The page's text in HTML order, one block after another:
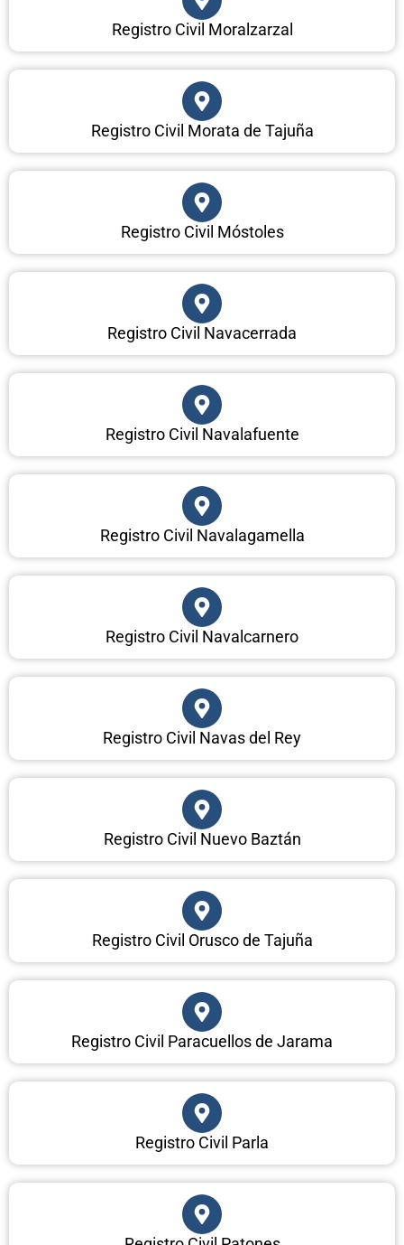
Registro Civil Moralzarzal
Registro Civil Morata de Tajuña
Registro Civil Móstoles
Registro Civil Navacerrada
Registro Civil Navalafuente
Registro Civil Navalagamella
Registro Civil Navalcarnero
Registro Civil Navas del Rey
Registro Civil Nuevo Baztán
Registro Civil Orusco de Tajuña
Registro Civil Paracuellos de Jarama
Registro Civil Parla